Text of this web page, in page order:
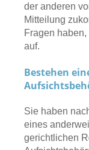
der anderen
Mitteilung
Fragen
auf.
Bestehen
Sie haben
eines
gerichtlichen